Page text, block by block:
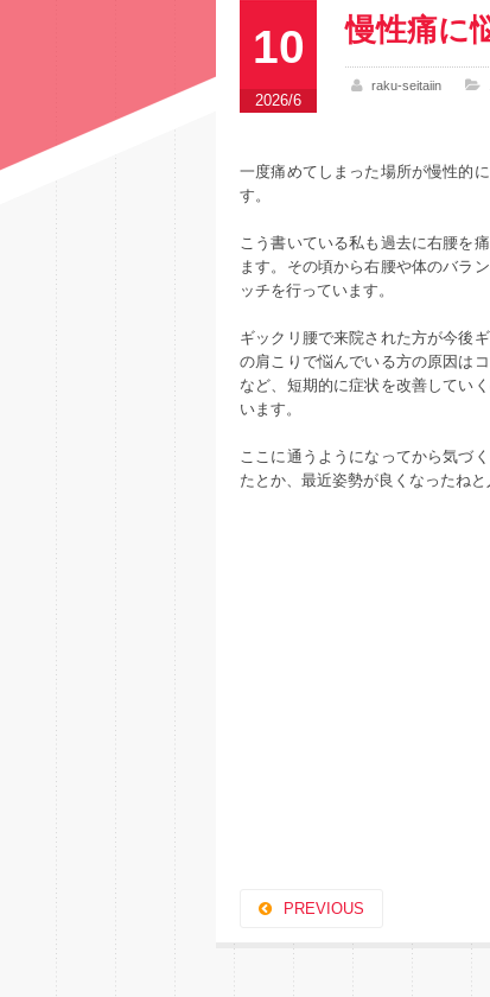
10
2026/6
慢性痛に
raku-seitaiin
一度痛めてしまった場所が慢性的
す。
こう書いている私も過去に右腰を
ます。その頃から右腰や体のバラ
ッチを行っています。
ギックリ腰で来院された方が今後
の肩こりで悩んでいる方の原因は
など、短期的に症状を改善してい
います。
ここに通うようになってから気づ
たとか、最近姿勢が良くなったね
PREVIOUS